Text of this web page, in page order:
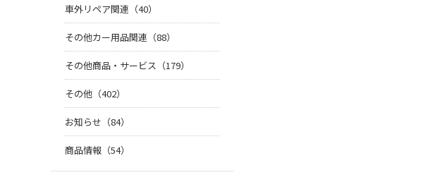
車外リペア関連（40）
その他カー用品関連（88）
その他商品・サービス（179）
その他（402）
お知らせ（84）
商品情報（54）